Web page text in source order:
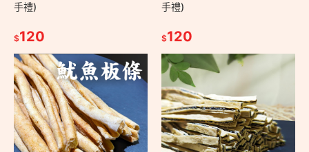
手禮)
$120
手禮)
$120